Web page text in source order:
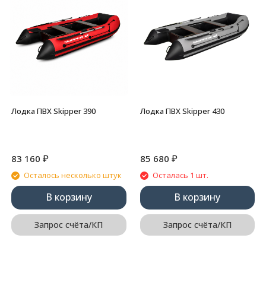
Лодка ПВХ Skipper 390
83 160 ₽
Осталось несколько штук
В корзину
Запрос счёта/КП
Лодка ПВХ Skipper 430
85 680 ₽
Осталась 1 шт.
В корзину
Запрос счёта/КП